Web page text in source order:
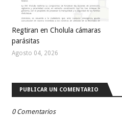
Regtiran en Cholula cámaras
parásitas
Agosto 04, 2026
PUBLICAR UN COMENTARIO
0 Comentarios